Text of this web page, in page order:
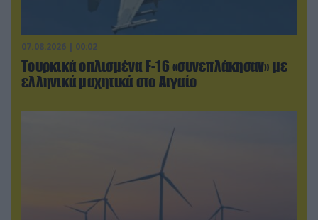
07.08.2026 | 00:02
Τουρκικά οπλισμένα F-16 «συνεπλάκησαν» με
ελληνικά μαχητικά στο Αιγαίο